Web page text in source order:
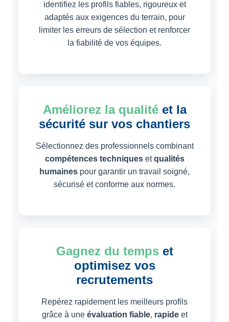
identifiez les profils fiables, rigoureux et
adaptés aux exigences du terrain, pour
limiter les erreurs de sélection et renforcer
la fiabilité de vos équipes.
Améliorez la qualitéet la
sécurité sur vos chantiers
Sélectionnez des professionnels combinant
compétences techniquesetqualités
humaines pour garantir un travail soigné,
sécurisé et conforme aux normes.
Gagnez du tempset
optimisez vos
recrutements
Repérez rapidement les meilleurs profils
grâce à une évaluation fiable, rapideet